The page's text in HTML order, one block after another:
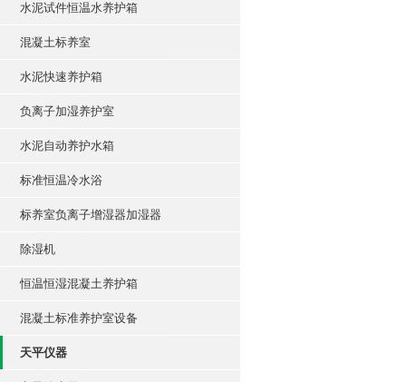
水泥试件恒温水养护箱
混凝土标养室
水泥快速养护箱
负离子加湿养护室
水泥自动养护水箱
标准恒温冷水浴
标养室负离子增湿器加湿器
除湿机
恒温恒湿混凝土养护箱
混凝土标准养护室设备
天平仪器